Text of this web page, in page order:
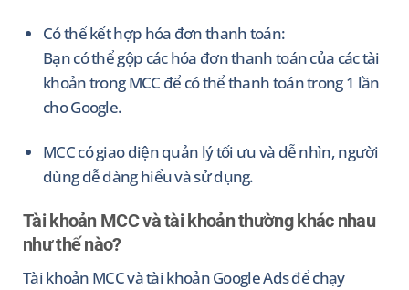
Có thể kết hợp hóa đơn thanh toán:
Bạn có thể gộp các hóa đơn thanh toán của các tài
khoản trong MCC để có thể thanh toán trong 1 lần
cho Google.
MCC có giao diện quản lý tối ưu và dễ nhìn, người
dùng dễ dàng hiểu và sử dụng.
Tài khoản MCC và tài khoản thường khác nhau
như thế nào?
Tài khoản MCC và tài khoản Google Ads để chạy